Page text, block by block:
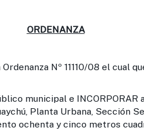
ORDENANZA
Nº 11110/08 el cual
municipal e
Planta Urbana, Sección
ochenta y cinco metros